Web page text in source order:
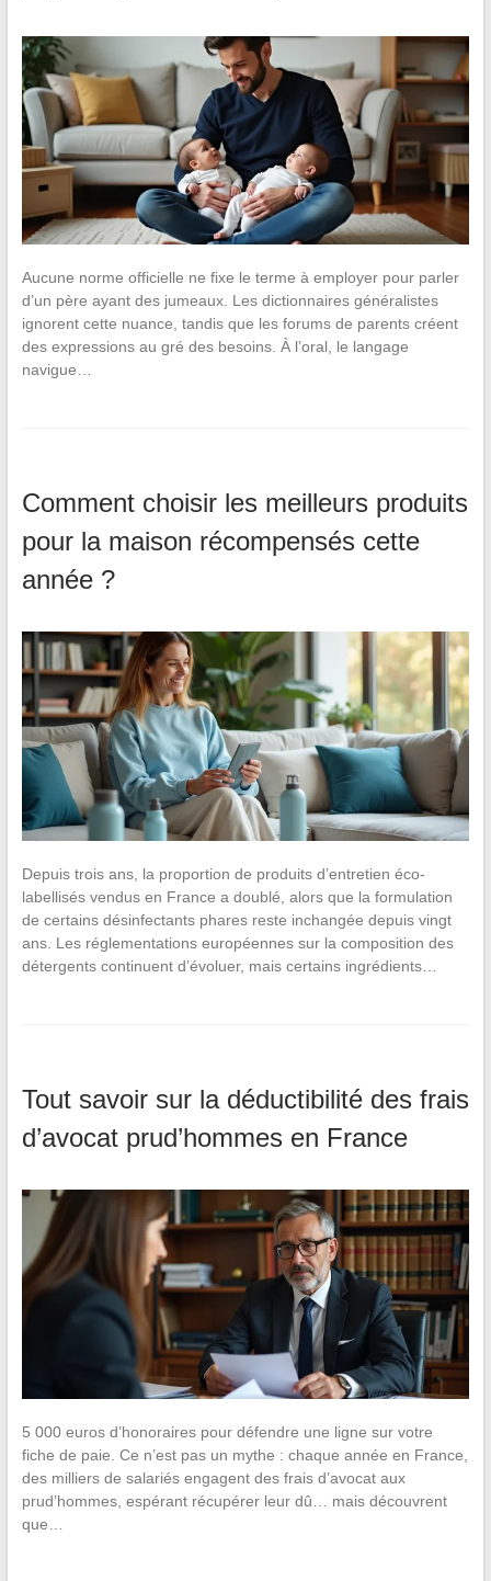
Aucune norme officielle ne fixe le terme à employer pour parler
d’un père ayant des jumeaux. Les dictionnaires généralistes
ignorent cette nuance, tandis que les forums de parents créent
des expressions au gré des besoins. À l’oral, le langage
navigue…
Comment choisir les meilleurs produits
pour la maison récompensés cette
année ?
Depuis trois ans, la proportion de produits d’entretien éco-
labellisés vendus en France a doublé, alors que la formulation
de certains désinfectants phares reste inchangée depuis vingt
ans. Les réglementations européennes sur la composition des
détergents continuent d’évoluer, mais certains ingrédients…
Tout savoir sur la déductibilité des frais
d’avocat prud’hommes en France
5 000 euros d’honoraires pour défendre une ligne sur votre
fiche de paie. Ce n’est pas un mythe : chaque année en France,
des milliers de salariés engagent des frais d’avocat aux
prud’hommes, espérant récupérer leur dû… mais découvrent
que…